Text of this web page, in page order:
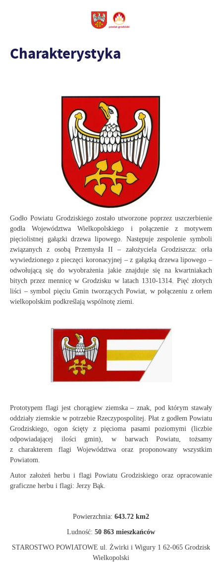
Charakterystyka
Godło Powiatu Grodziskiego zostało utworzone poprzez uszczerbienie
godła Województwa Wielkopolskiego i połączenie z motywem
pięciolistnej gałązki drzewa lipowego. Następuje zespolenie symboli
związanych z osobą Przemysła II – założyciela Grodziszcza: orła
wywiedzionego z pieczęci koronacyjnej – z gałązką drzewa lipowego –
odwołującą się do wyobrażenia jakie znajduje się na kwartniakach
bitych przez mennicę w Grodzisku w latach 1310-1314. Pięć złotych
liści – symbol pięciu Gmin tworzących Powiat, w połączeniu z orłem
wielkopolskim podkreślają wspólnotę ziemi.
Prototypem flagi jest chorągiew ziemska – znak, pod którym stawały
oddziały ziemskie w potrzebie Rzeczypospolitej. Płat z godłem Powiatu
Grodziskiego, ogon ścięty z pięcioma pasami poziomymi (liczbie
odpowiadającej ilości gmin), w barwach Powiatu, tożsamy
z charakterem flagi Województwa oraz proponowany wszystkim
Powiatom.
Autor założeń herbu i flagi Powiatu Grodziskiego oraz opracowanie
graficzne herbu i flagi: Jerzy Bąk.
Powierzchnia: 643.72 km2
Ludność: 50 863 mieszkańców
STAROSTWO POWIATOWE ul. Żwirki i Wigury 1 62-065 Grodzisk
Wielkopolski